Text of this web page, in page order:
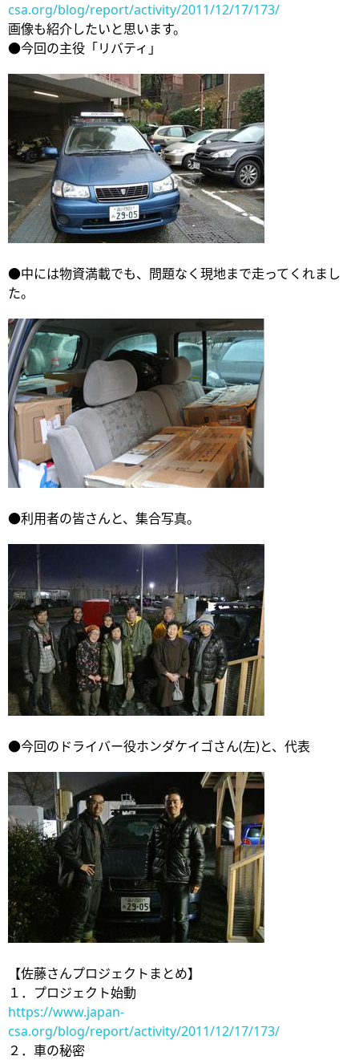
csa.org/blog/report/activity/2011/12/17/173/
画像も紹介したいと思います。
●今回の主役「リバティ」
●中には物資満載でも、問題なく現地まで走ってくれまし
た。
●利用者の皆さんと、集合写真。
●今回のドライバー役ホンダケイゴさん(左)と、代表
【佐藤さんプロジェクトまとめ】
１．プロジェクト始動
https://www.japan-
csa.org/blog/report/activity/2011/12/17/173/
２．車の秘密